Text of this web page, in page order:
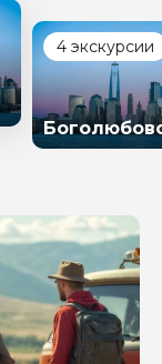
4 экскурсии